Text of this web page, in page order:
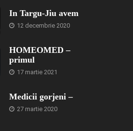
In Targu-Jiu avem
12 decembrie 2020
HOMEOMED –
primul
17 martie 2021
Medicii gorjeni –
27 martie 2020